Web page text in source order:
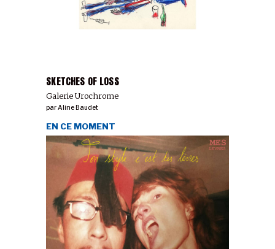
SKETCHES OF LOSS
Galerie Urochrome
parAline Baudet
EN CE MOMENT